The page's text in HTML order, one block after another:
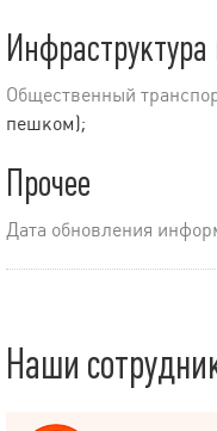
Инфраструктура
Общественный
пешком);
Прочее
Дата обновления
Наши